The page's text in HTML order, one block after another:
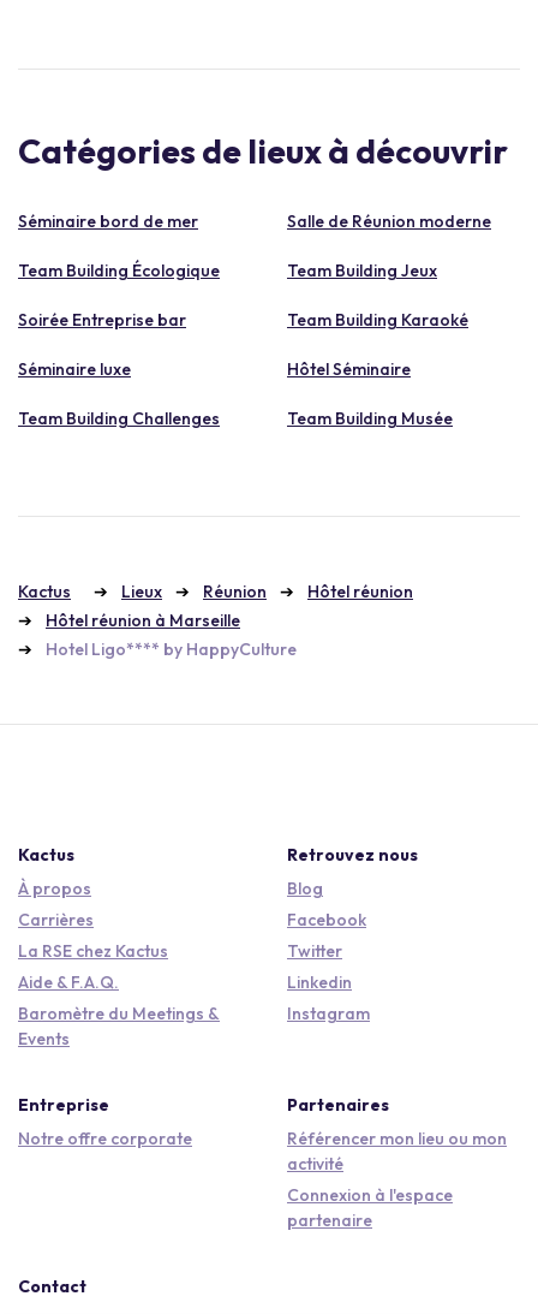
Catégories de lieux à découvrir
Séminaire bord de mer Salle de Réunion moderne
Team Building Écologique Team Building Jeux
Soirée Entreprise bar Team Building Karaoké
Séminaire luxe Hôtel Séminaire
Team Building Challenges Team Building Musée
Kactus Lieux Réunion
Hôtel réunion
Hôtel réunion à Marseille
Hotel Ligo**** by HappyCulture
Kactus
À propos
Carrières
La RSE chez Kactus
Aide & F.A.Q.
Baromètre du Meetings &
Events
Retrouvez nous
Blog
Facebook
Twitter
Linkedin
Instagram
Entreprise
Notre offre corporate
Partenaires
Référencer mon lieu ou mon
activité
Connexion à l'espace
partenaire
Contact